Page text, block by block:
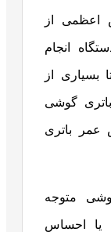
اعظمی از
انجام
از
گوشی
عمر باتری
متوجه
یا احساس